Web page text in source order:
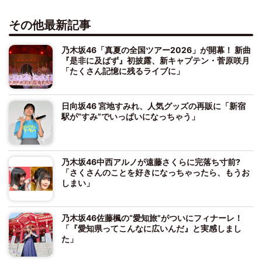
その他最新記事
乃木坂46「真夏の全国ツアー2026」が開幕！ 新曲
『是非に及ばず』初披露、新キャプテン・菅原咲月
「たくさん記憶に残るライブに」
日向坂46 宮地すみれ、人気グッズの再販に「新宿
駅が“すみ”でいっぱいになっちゃう」
乃木坂46中西アルノが遠藤さくらに完落ち寸前?
「さくさんのことを好きになっちゃったら、もうお
しまい」
乃木坂46佐藤楓の“愛知旅”がついにフィナーレ！
「『愛知県ってこんなに広いんだ』と実感しまし
た」